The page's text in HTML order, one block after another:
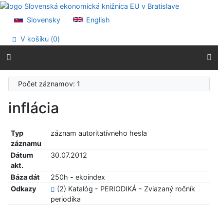
Prejsť na obsah
Prehlásenie o webovej prístupnosti
Slovensky English
V košíku (0)
Počet záznamov: 1
inflácia
Typ
záznamu
záznam autoritatívneho hesla
Dátum
akt.
30.07.2012
Báza dát
250h - ekoindex
Odkazy
(2) Katalóg - PERIODIKÁ - Zviazaný ročník
periodika